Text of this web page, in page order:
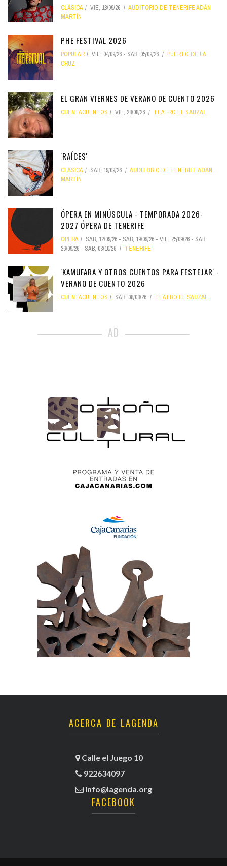
CLÁSICA VIE, 18/09/26
AUDITORIO DE TENERIFE ADÁN
MARTÍN
PHE FESTIVAL 2026
POPULAR VIE, 04/09/26 - SÁB, 05/09/26
PUERTO DE LA
CRUZ
EL GRAN VIERNES DE VERANO DE CUENTO 2026
CUENTACUENTOS VIE, 28/08/26 TEATRO EL SAUZAL
'RAÍCES'
CLÁSICA SÁB, 19/09/26
AUDITORIO DE TENERIFE ADÁN
MARTÍN
ÓPERA EN MINÚSCULA - TEMPORADA 2026-
2027 ÓPERA DE TENERIFE
ÓPERA SÁB, 12/09/26 - SÁB, 19/09/26 - VIE, 25/09/26 - SÁB,
26/09/26 - SÁB, 03/10/26 TENERIFE
'KAMUFARA Y OTROS CUENTOS PARA FESTEJAR' -
VERANO DE CUENTO 2026
CUENTACUENTOS SÁB, 08/08/26 TEATRO EL SAUZAL
AD
ACERCA DE LAGENDA
Calle el Juego 10
922634097
info@lagenda.org
FACEBOOK